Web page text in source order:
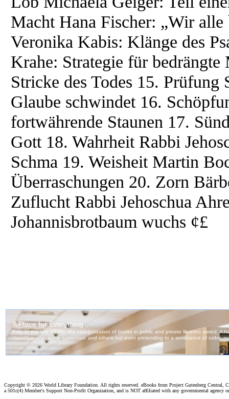
Macht Hana Fischer: „Wir
Veronika Kabis: Klänge des
Krahe: Strategie für
Stricke des Todes 15. Prüfung
Glaube schwindet 16.
fortwährende Staunen 17.
Gott 18. Wahrheit Rabbi
Schma 19. Weisheit Martin
Überraschungen 20. Zorn
Zuflucht Rabbi Jehoschua
Johannisbrotbaum wuchs ¢£
Copyright © 2026 World Library Foundation. All rights reserved. eBooks from Project Gutenberg Central,
a 501c(4) Member's Support Non-Profit Organization, and is NOT affiliated with any governmental agency